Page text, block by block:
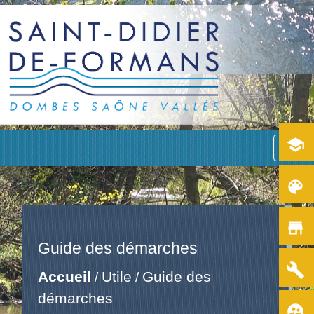
menu
Guide des démarches
Accueil / Utile / Guide des
démarches
school
color_lens
store
build